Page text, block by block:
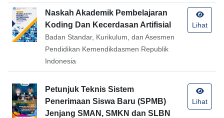
Naskah Akademik Pembelajaran
Koding Dan Kecerdasan Artifisial
Badan Standar, Kurikulum, dan Asesmen
Pendidikan Kemendikdasmen Republik
Indonesia
Lihat
Petunjuk Teknis Sistem
Penerimaan Siswa Baru (SPMB)
Jenjang SMAN, SMKN dan SLBN
Lihat